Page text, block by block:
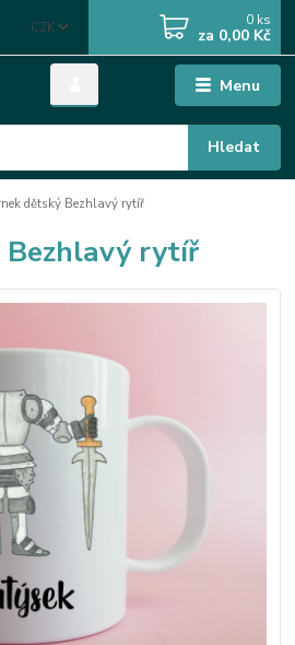
Menu
CZK
Hledat
0 ks
za 0,00 Kč
dětský Bezhlavý rytíř
Bezhlavý rytíř